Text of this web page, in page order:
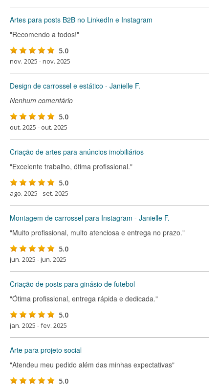
Artes para posts B2B no LinkedIn e Instagram
"Recomendo a todos!"
5.0
nov. 2025 - nov. 2025
Design de carrossel e estático - Janielle F.
Nenhum comentário
5.0
out. 2025 - out. 2025
Criação de artes para anúncios imobiliários
"Excelente trabalho, ótima profissional."
5.0
ago. 2025 - set. 2025
Montagem de carrossel para Instagram - Janielle F.
"Muito profissional, muito atenciosa e entrega no prazo."
5.0
jun. 2025 - jun. 2025
Criação de posts para ginásio de futebol
"Ótima profissional, entrega rápida e dedicada."
5.0
jan. 2025 - fev. 2025
Arte para projeto social
"Atendeu meu pedido além das minhas expectativas"
5.0